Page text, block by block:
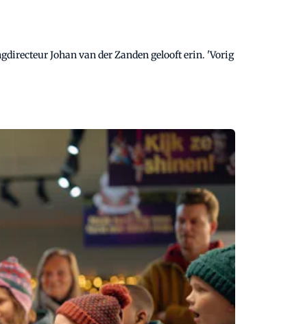
Johan van der Zanden gelooft erin. 'Vorig